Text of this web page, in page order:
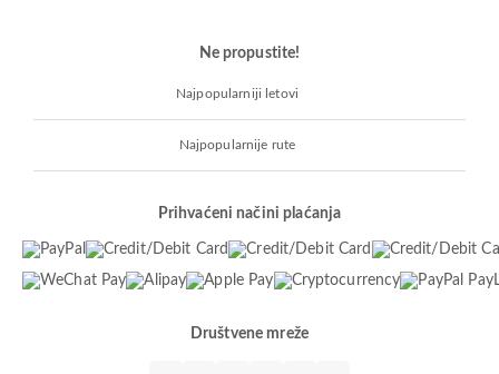
Ne propustite!
Najpopularniji letovi
Najpopularnije rute
Prihvaćeni načini plaćanja
Društvene mreže